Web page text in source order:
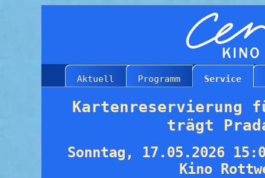
Aktuell Programm Service
Kartenreservierung
trägt
Sonntag, 17.05.2026
Kino